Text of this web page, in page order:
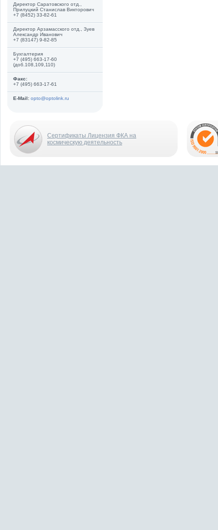
Директор Саратовского отд.,
Прилуцкий Станислав Викторович
+7 (8452) 33-82-61
Директор Арзамасского отд., Зуев
Александр Иванович
+7 (83147) 9-82-85
Бухгалтерия
+7 (495) 663-17-60
(доб.108,109,110)
Факс:
+7 (495) 663-17-61
E-Mail: opto@optolink.ru
Сертификаты Лицензия ФКА на
космическую деятельность